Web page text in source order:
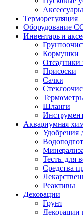
Терморегуляция
Оборудование
Инвентарь и
Кормушки
Отсадники
Присоски
Сачки
Шланги
Аквариумная
Удобрения
Тесты для
Средства
Реактивы
Декорации
Грунт
Декорации